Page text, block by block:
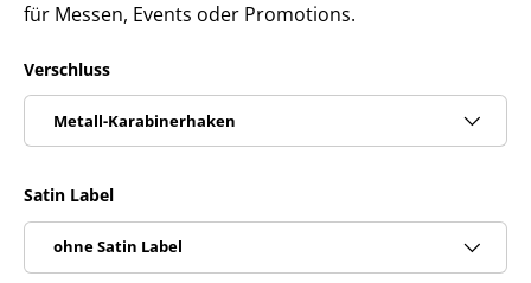
für Messen, Events oder Promotions.
Verschluss
Metall-Karabinerhaken
Satin Label
ohne Satin Label